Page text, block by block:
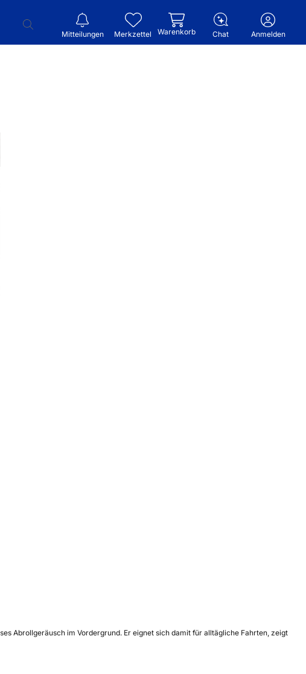
Mitteilungen Merkzettel Warenkorb Chat Anmelden
Abrollgeräusch im Vordergrund. Er eignet sich damit für alltägliche Fahrten, zeigt